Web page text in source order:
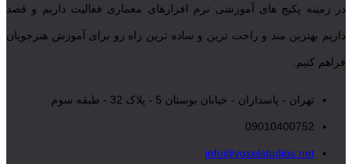
در زمینه پکیج های آموزشی نرم افزارهای معماری فعالیت داریم و قصد
داریم بهترین متد و راحت ترین و ساده ترین راه رو برای آموزش هنرجویان
فراهم کنیم.
تهران - پاسداران - خیابان بوستان 5 - پلاک 32 - طبقه سوم
09010400752
info@voxelstudios.net